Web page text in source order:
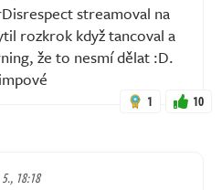
streamoval na
rozkrok když tancoval a
že to nesmí dělat :D.
1 10
18:18